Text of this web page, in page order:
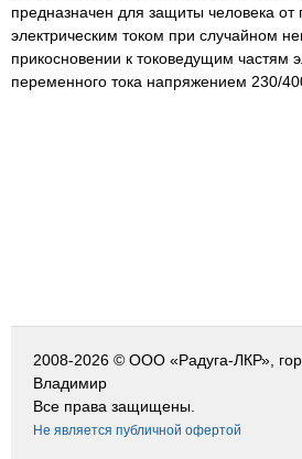
предназначен для защиты человека от
электрическим током при случайном
прикосновении к токоведущим частям
переменного тока напряжением 230/
2008-2026 © ООО «Радуга-ЛКР»,
Владимир
Все права защищены.
Не является публичной офертой